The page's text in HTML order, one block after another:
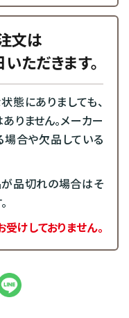
文は
ただきます。
にありましても、
りません。メーカー
場合や欠品している
品切れの場合はそ
けしておりません。